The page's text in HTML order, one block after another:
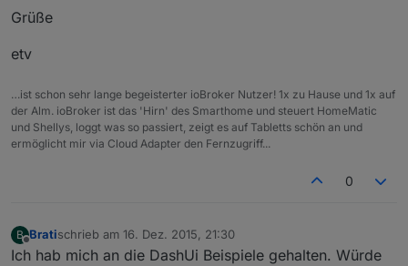
Grüße
etv
…ist schon sehr lange begeisterter ioBroker Nutzer! 1x zu Hause und 1x auf
der Alm. ioBroker ist das 'Hirn' des Smarthome und steuert HomeMatic
und Shellys, loggt was so passiert, zeigt es auf Tabletts schön an und
ermöglicht mir via Cloud Adapter den Fernzugriff...
0
B
Offline
Bratischrieb am 16. Dez. 2015, 21:30
zuletzt editiert von
Ich hab mich an die DashUi Beispiele gehalten. Würde